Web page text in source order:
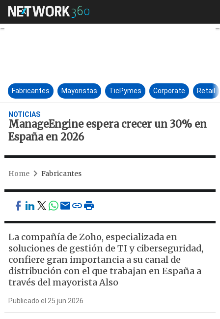
ManageEngine espera crecer
Fabricantes Mayoristas TicPymes Corporate Retail
NOTICIAS
ManageEngine espera crecer un 30% en
España en 2026
Home Fabricantes
La compañía de Zoho, especializada en
soluciones de gestión de TI y ciberseguridad,
confiere gran importancia a su canal de
distribución con el que trabajan en España a
través del mayorista Also
Publicado el 25 jun 2026